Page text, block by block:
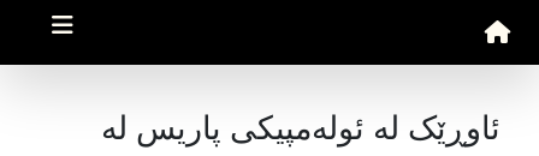
ئاوڕێک لە ئولەمپیکی پاریس لە